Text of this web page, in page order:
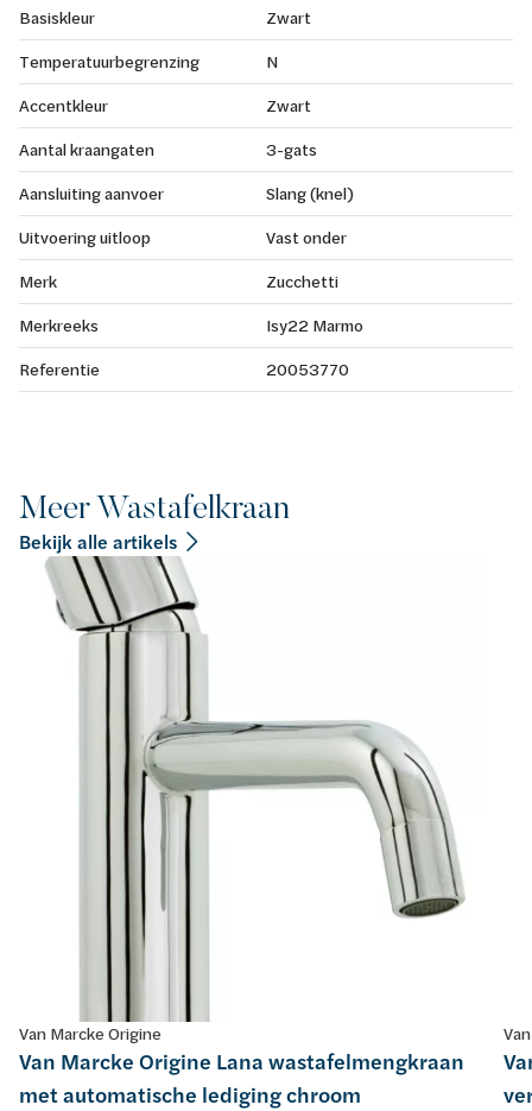
Basiskleur
Zwart
Temperatuurbegrenzing
N
Accentkleur
Zwart
Aantal kraangaten
3-gats
Aansluiting aanvoer
Slang (knel)
Uitvoering uitloop
Vast onder
Merk
Zucchetti
Merkreeks
Isy22 Marmo
Referentie
20053770
Meer Wastafelkraan
Bekijk alle artikels
Van Marcke Origine
Van Marcke Origine Lana wastafelmengkraan
met automatische lediging chroom